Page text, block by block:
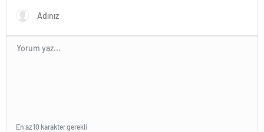
En az 10 karakter gerekli